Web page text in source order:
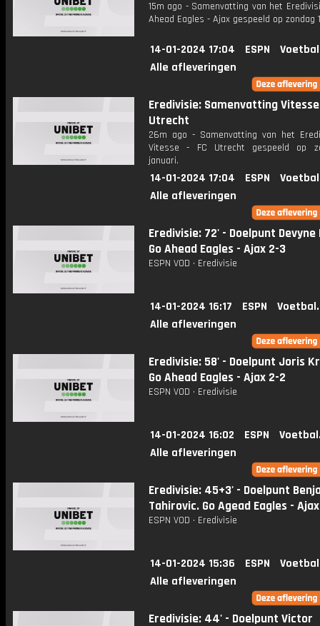
15m ago - Samenvatting van het
Ahead Eagles - Ajax gespeeld op zondag
14-01-2024 17:04 ESPN
Alle afleveringen
Eredivisie: Samenvatting Vitesse
Utrecht
26m ago - Samenvatting van het
Vitesse - FC Utrecht gespeeld op
januari.
14-01-2024 17:04 ESPN
Alle afleveringen
Eredivisie: 72' - Doelpunt Devyne
Go Ahead Eagles - Ajax 2-3
ESPN VOD • Eredivisie
14-01-2024 16:17 ESPN
Alle afleveringen
Eredivisie: 58' - Doelpunt Joris
Go Ahead Eagles - Ajax 2-2
ESPN VOD • Eredivisie
14-01-2024 16:02 ESPN
Alle afleveringen
Eredivisie: 45+3' - Doelpunt
Tahirovic. Go Agead Eagles -
ESPN VOD • Eredivisie
14-01-2024 15:36 ESPN
Alle afleveringen
Eredivisie: 44' - Doelpunt Victor